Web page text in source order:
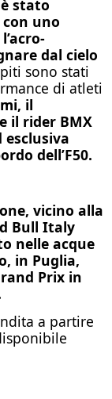
stato
uno
dal cielo
sono stati
di atleti
il
il rider BMX
esclusiva
dell’F50.
vicino alla
Bull Italy
nelle acque
in Puglia,
Prix in
a partire